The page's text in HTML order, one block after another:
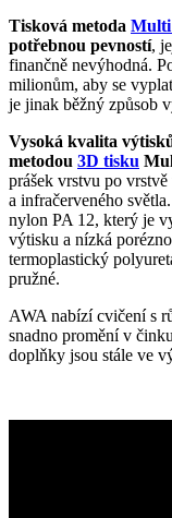
Tisková metoda Multi
potřebnou pevností,
finančně nevýhodná.
milionům, aby se
je jinak běžný způsob
Vysoká kvalita
metodou 3D tisku
prášek vrstvu po
a infračerveného
nylon PA 12, který je
výtisku a nízká
termoplastický
pružné.
AWA nabízí cvičení s
snadno promění v
doplňky jsou stále ve